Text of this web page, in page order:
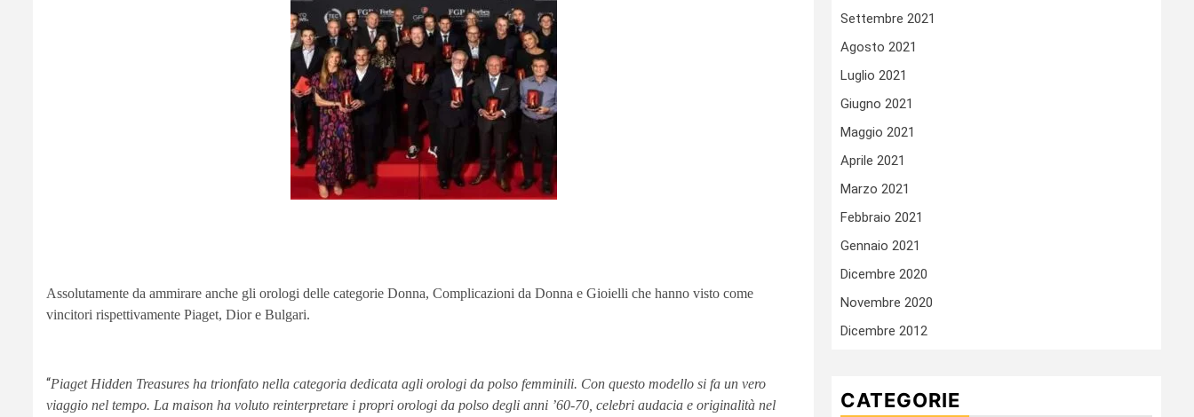
Assolutamente da ammirare anche gli orologi delle categorie Donna, Complicazioni da Donna e Gioielli che hanno visto come
vincitori rispettivamente Piaget, Dior e Bulgari.
“Piaget Hidden Treasures ha trionfato nella categoria dedicata agli orologi da polso femminili. Con questo modello si fa un vero
viaggio nel tempo. La maison ha voluto reinterpretare i propri orologi da polso degli anni ’60-70, celebri audacia e originalità nel
Settembre 2021
Agosto 2021
Luglio 2021
Giugno 2021
Maggio 2021
Aprile 2021
Marzo 2021
Febbraio 2021
Gennaio 2021
Dicembre 2020
Novembre 2020
Dicembre 2012
CATEGORIE